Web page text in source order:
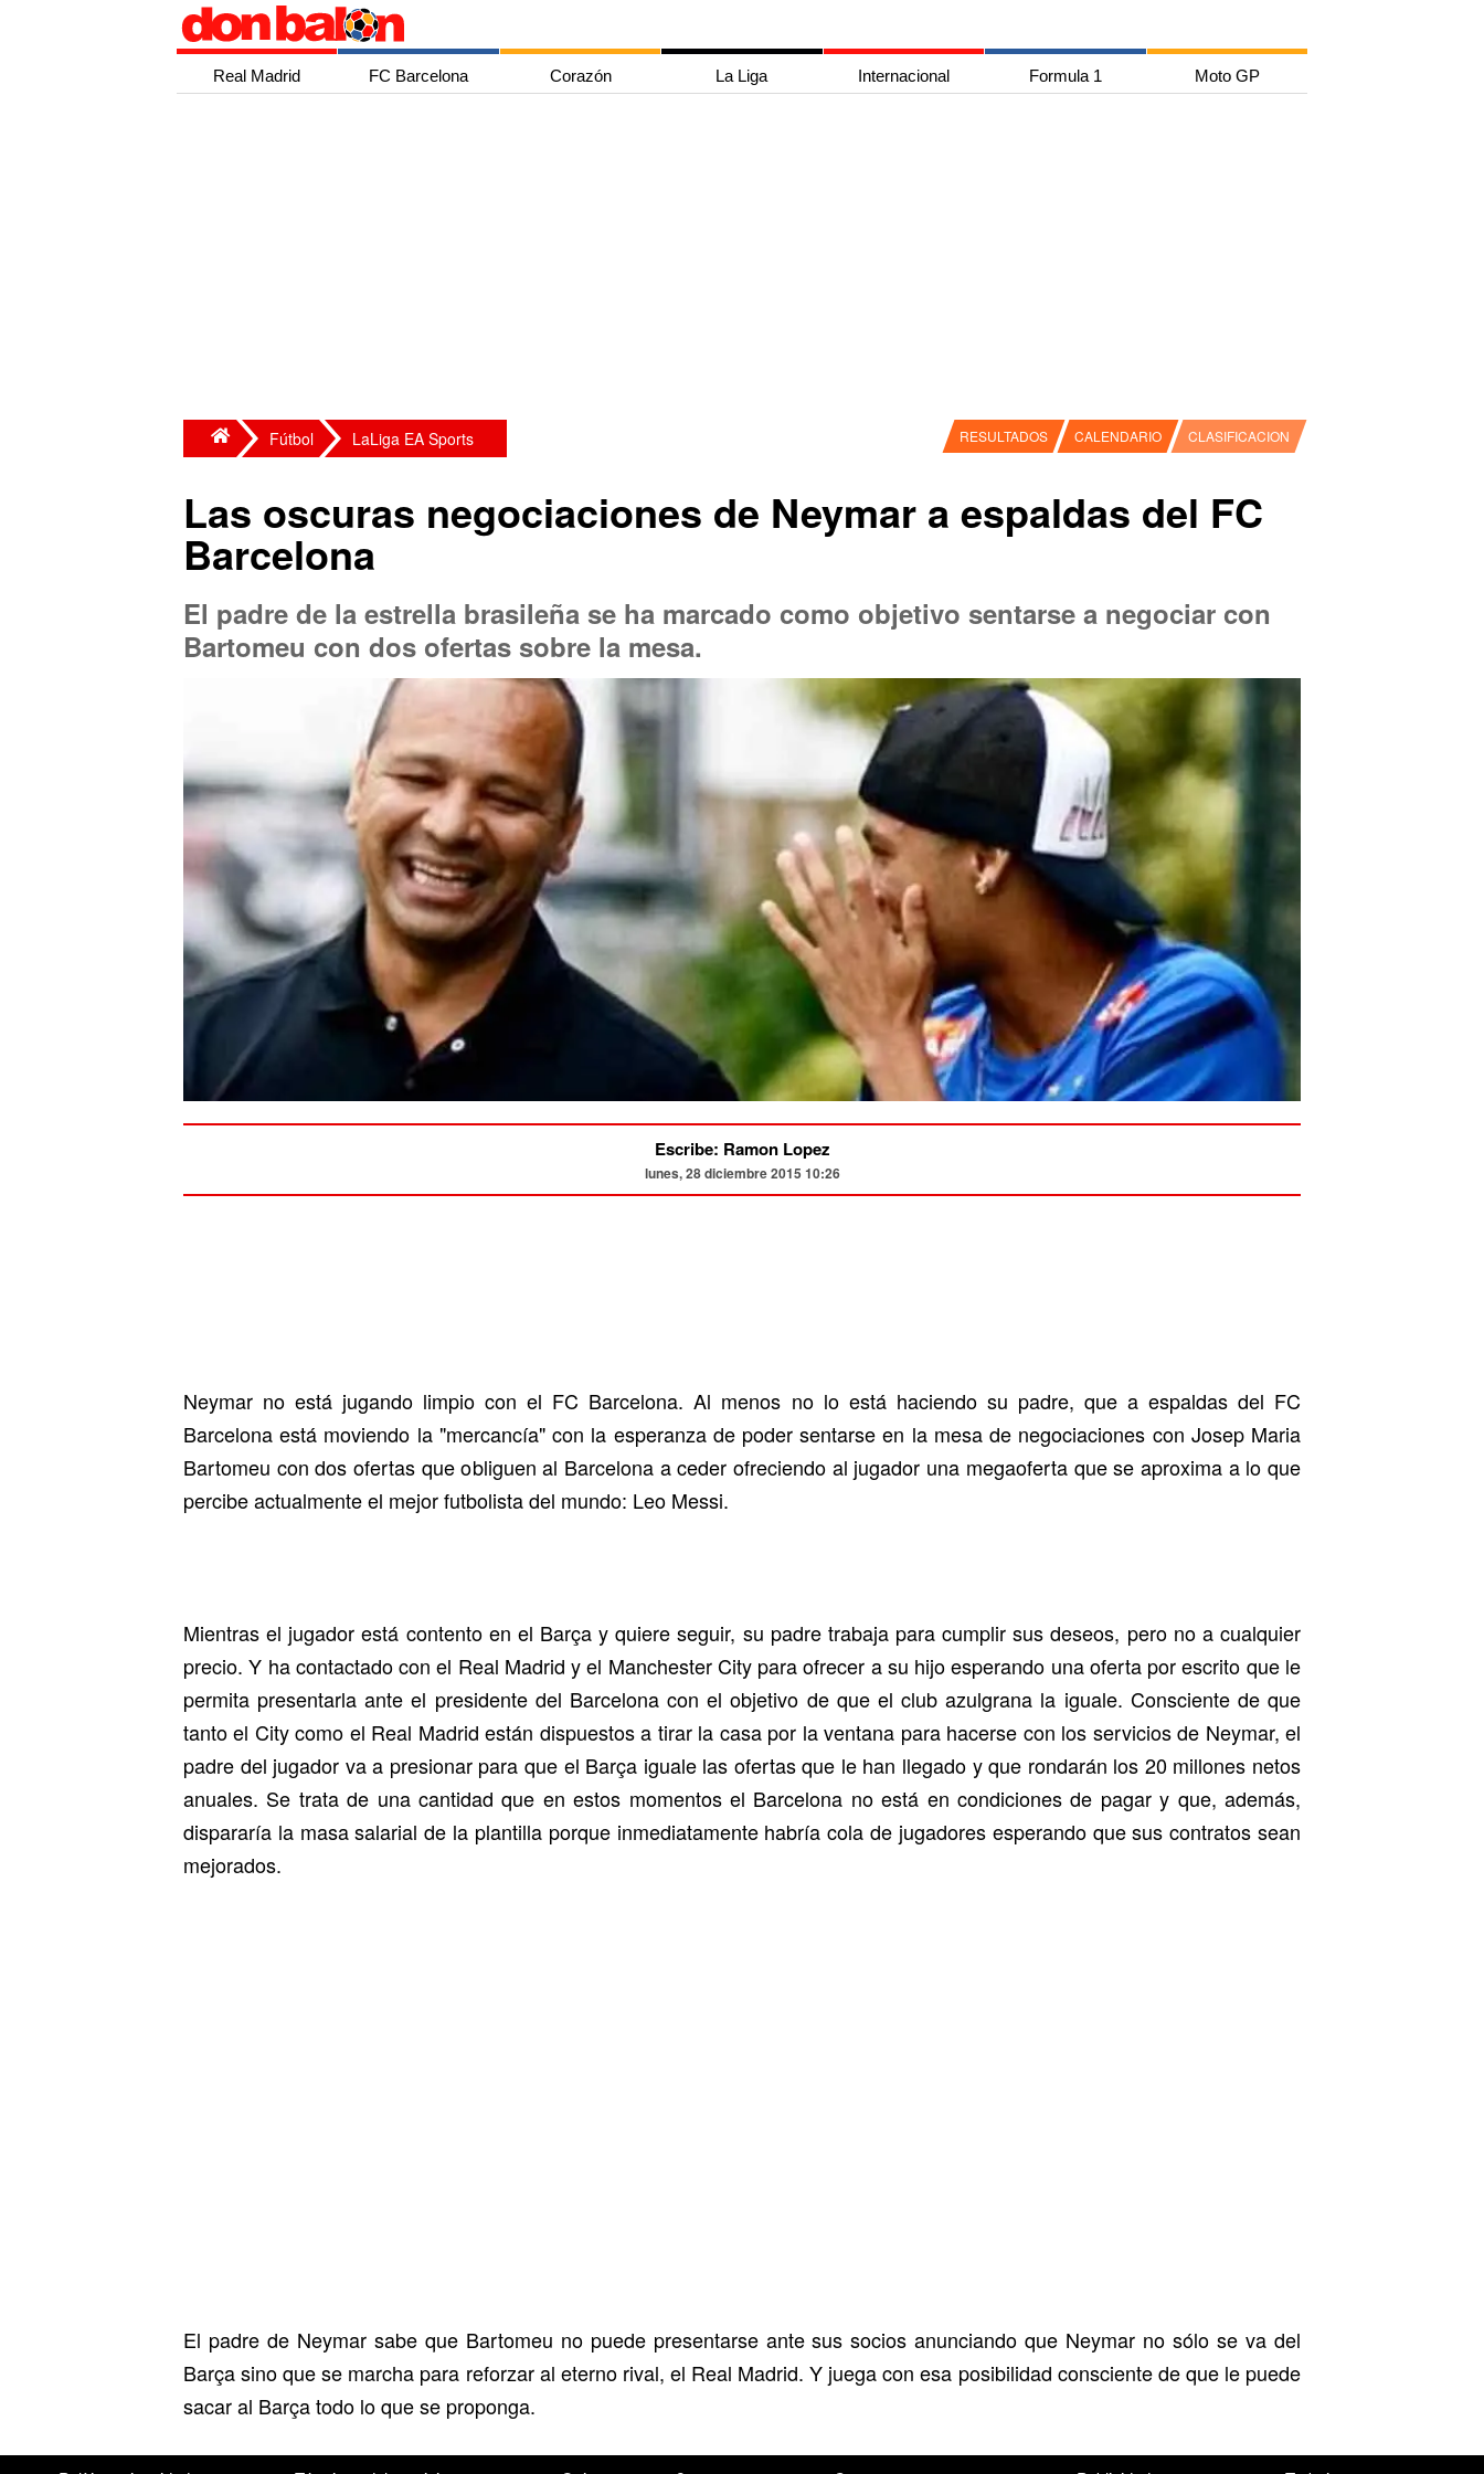
Real Madrid FC Barcelona Corazón La Liga Internacional Formula 1 Moto GP
Fútbol LaLiga EA Sports RESULTADOS CALENDARIO CLASIFICACION
Las oscuras negociaciones de Neymar a espaldas del FC
Barcelona
El padre de la estrella brasileña se ha marcado como objetivo sentarse a negociar con
Bartomeu con dos ofertas sobre la mesa.
Escribe: Ramon Lopez
lunes, 28 diciembre 2015 10:26
Neymar no está jugando limpio con el FC Barcelona. Al menos no lo está haciendo su padre, que a espaldas del FC
Barcelona está moviendo la "mercancía" con la esperanza de poder sentarse en la mesa de negociaciones con Josep Maria
Bartomeu con dos ofertas que obliguen al Barcelona a ceder ofreciendo al jugador una megaoferta que se aproxima a lo que
percibe actualmente el mejor futbolista del mundo: Leo Messi.
Mientras el jugador está contento en el Barça y quiere seguir, su padre trabaja para cumplir sus deseos, pero no a cualquier
precio. Y ha contactado con el Real Madrid y el Manchester City para ofrecer a su hijo esperando una oferta por escrito que le
permita presentarla ante el presidente del Barcelona con el objetivo de que el club azulgrana la iguale. Consciente de que
tanto el City como el Real Madrid están dispuestos a tirar la casa por la ventana para hacerse con los servicios de Neymar, el
padre del jugador va a presionar para que el Barça iguale las ofertas que le han llegado y que rondarán los 20 millones netos
anuales. Se trata de una cantidad que en estos momentos el Barcelona no está en condiciones de pagar y que, además,
dispararía la masa salarial de la plantilla porque inmediatamente habría cola de jugadores esperando que sus contratos sean
mejorados.
El padre de Neymar sabe que Bartomeu no puede presentarse ante sus socios anunciando que Neymar no sólo se va del
Barça sino que se marcha para reforzar al eterno rival, el Real Madrid. Y juega con esa posibilidad consciente de que le puede
sacar al Barça todo lo que se proponga.